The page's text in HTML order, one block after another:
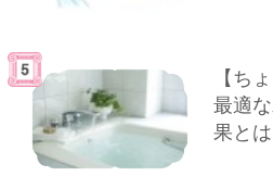
【ち
最適
果とは